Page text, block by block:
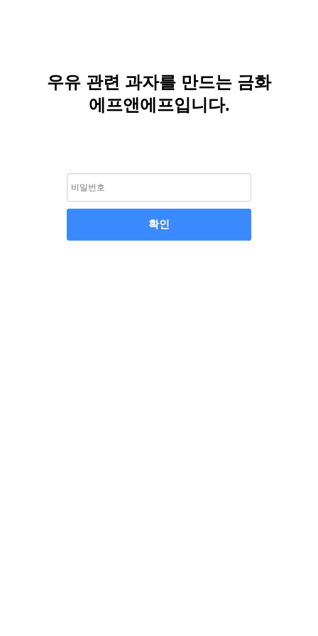
우유 관련 과자를 만드는 금화
에프앤에프입니다.